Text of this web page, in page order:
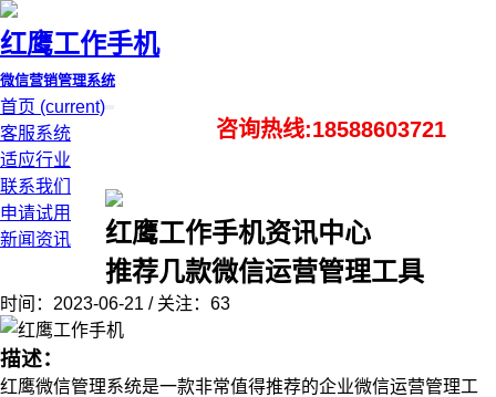
红鹰工作手机
微信营销管理系统
首页 (current)
客服系统
适应行业
联系我们
申请试用
新闻资讯
咨询热线:18588603721
红鹰工作手机资讯中心
推荐几款微信运营管理工具
时间：2023-06-21 / 关注：63
描述：
红鹰微信管理系统是一款非常值得推荐的企业微信运营管理工